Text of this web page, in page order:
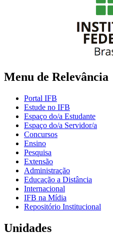
Menu de Relevância
Portal IFB
Estude no IFB
Espaço do/a Estudante
Espaço do/a Servidor/a
Concursos
Ensino
Pesquisa
Extensão
Administração
Educação a Distância
Internacional
IFB na Mídia
Repositório Institucional
Unidades